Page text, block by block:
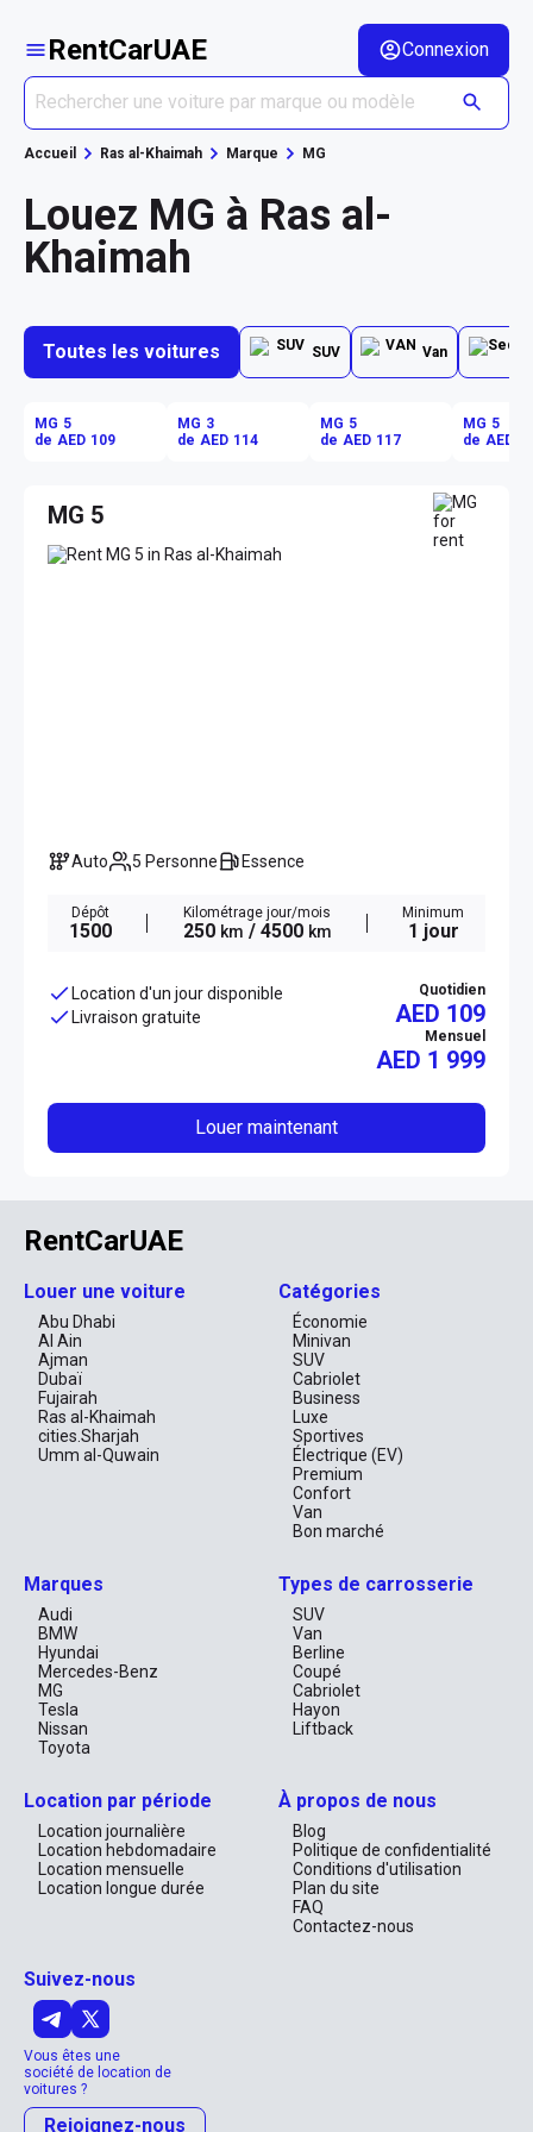
RentCarUAE Connexion
Accueil Ras al-Khaimah Marque MG
Louez MG à Ras al-
Khaimah
Toutes les voitures SUV Van
MG 5
de AED 109
MG 3
de AED 114
MG 5
de AED 117
MG 5
de AED
MG 5
Auto 5 Personne Essence
Dépôt
1500
Kilométrage jour/mois
250 km / 4500 km
Minimum
1 jour
Location d'un jour disponible
Livraison gratuite
Quotidien
AED 109
Mensuel
AED 1 999
Louer maintenant
RentCarUAE
Louer une voiture
Abu Dhabi
Al Ain
Ajman
Dubaï
Fujairah
Ras al-Khaimah
cities.Sharjah
Umm al-Quwain
Catégories
Économie
Minivan
SUV
Cabriolet
Business
Luxe
Sportives
Électrique (EV)
Premium
Confort
Van
Bon marché
Marques
Audi
BMW
Hyundai
Mercedes-Benz
MG
Tesla
Nissan
Toyota
Types de carrosserie
SUV
Van
Berline
Coupé
Cabriolet
Hayon
Liftback
Location par période
Location journalière
Location hebdomadaire
Location mensuelle
Location longue durée
À propos de nous
Blog
Politique de confidentialité
Conditions d'utilisation
Plan du site
FAQ
Contactez-nous
Suivez-nous
Vous êtes une
société de location de
voitures ?
Rejoignez-nous